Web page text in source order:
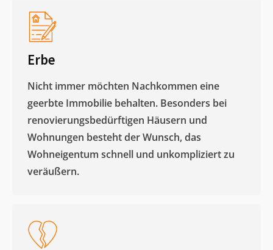
Erbe
Nicht immer möchten Nachkommen eine
geerbte Immobilie behalten. Besonders bei
renovierungsbedürftigen Häusern und
Wohnungen besteht der Wunsch, das
Wohneigentum schnell und unkompliziert zu
veräußern. ​